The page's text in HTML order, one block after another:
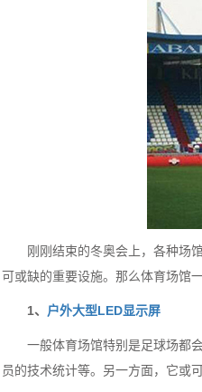
刚刚结束的冬奥会上，各种场
可或缺的重要设施。那么体育场馆
1、 户外大型LED显示屏
一般体育场馆特别是足球场都
员的技术统计等。另一方面，它或